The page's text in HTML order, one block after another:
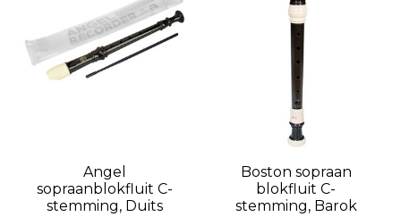
Angel
sopraanblokfluit C-
stemming, Duits
Boston sopraan
blokfluit C-
stemming, Barok